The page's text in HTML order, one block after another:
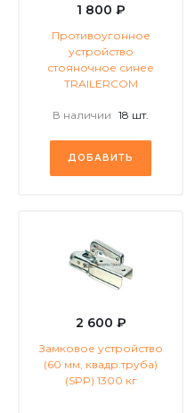
1 800 ₽
Противоугонное
устройство
стояночное синее
TRAILERCOM
В наличии 18 шт.
ДОБАВИТЬ
2 600 ₽
Замковое устройство
(60 мм, квадр.труба)
(SPP) 1300 кг